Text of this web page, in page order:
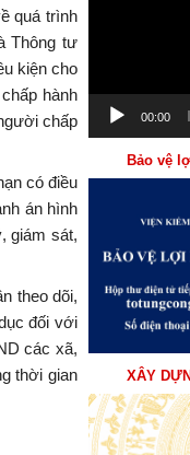
quá trình
Thông tư
kiện cho
hành
chấp
có điều
án hình
giám sát,
theo dõi,
đối với
các xã,
thời gian
00:00
Bảo vệ
XÂY